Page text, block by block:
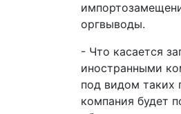
оргвыводы.
- Что касается
иностранными
под видом таких
компания будет